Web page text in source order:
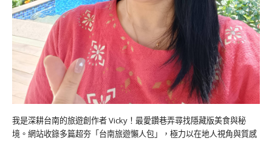
我是深耕台南的旅遊創作者 Vicky！最愛鑽巷弄尋找隱藏版美食與秘
境。網站收錄多篇超夯「台南旅遊懶人包」，極力以在地人視角與質感